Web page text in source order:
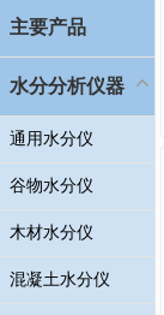
主要产品
水分分析仪器
通用水分仪
谷物水分仪
木材水分仪
混凝土水分仪